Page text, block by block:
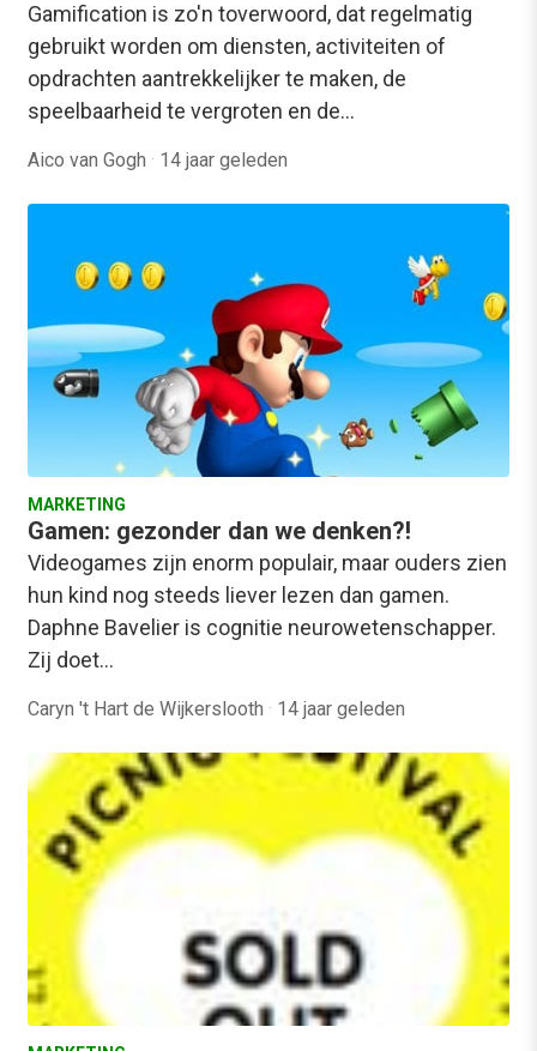
Gamification is zo'n toverwoord, dat regelmatig
gebruikt worden om diensten, activiteiten of
opdrachten aantrekkelijker te maken, de
speelbaarheid te vergroten en de…
Aico van Gogh · 14 jaar geleden
MARKETING
Gamen: gezonder dan we denken?!
Videogames zijn enorm populair, maar ouders zien
hun kind nog steeds liever lezen dan gamen.
Daphne Bavelier is cognitie neurowetenschapper.
Zij doet…
Caryn 't Hart de Wijkerslooth · 14 jaar geleden